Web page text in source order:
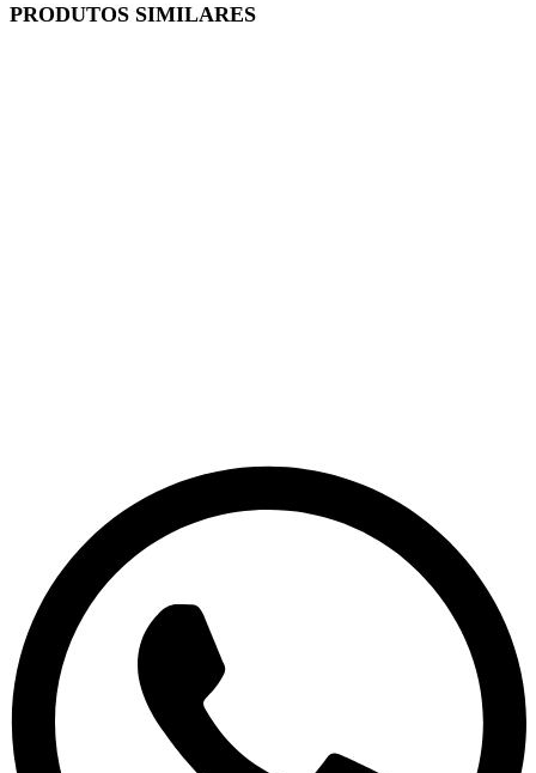
PRODUTOS SIMILARES